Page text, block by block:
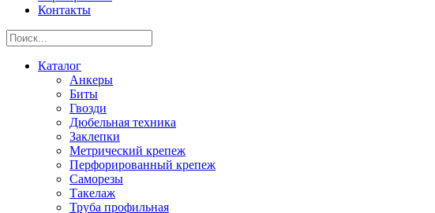
Контакты
Каталог
Анкеры
Биты
Гвозди
Дюбельная техника
Заклепки
Метрический крепеж
Перфорированный крепеж
Саморезы
Такелаж
Труба профильная